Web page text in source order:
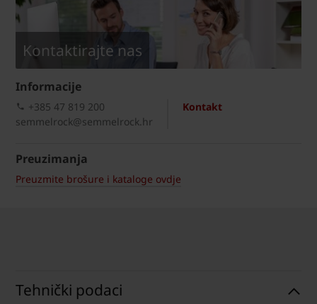
Kontaktirajte nas
Informacije
Kontakt
+385 47 819 200​
semmelrock@semmelrock.hr
Preuzimanja
Preuzmite brošure i kataloge ovdje
Tehnički podaci